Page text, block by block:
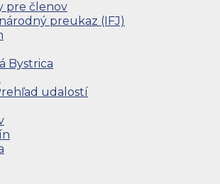
pre členov
preukaz (IFJ)
Bystrica
udalostí